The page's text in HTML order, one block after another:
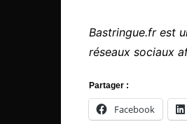
Bastringue.fr est
réseaux sociaux
Partager :
Facebook